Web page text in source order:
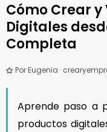
Cómo Crear
Digitales
Completa
Por Eugenia ·
Aprende paso a
productos